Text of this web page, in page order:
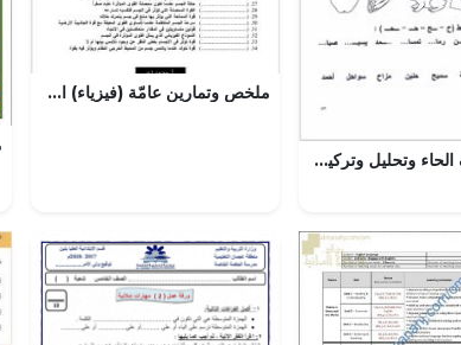
تجريد حرف الحاء وتحليل وتركيب كلمات
ملخص وتمارين عامّة (فيزياء) الأول الثانوي